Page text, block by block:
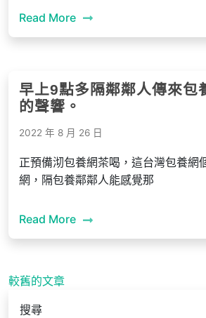
Read More
早上9點多隔鄰鄰人傳來包
的聲響。
2022 年 8 月 26 日
正預備沏包養網茶喝，這台灣包養網
網，隔包養鄰鄰人能感覺那
Read More
文
章
較舊的文章
搜尋